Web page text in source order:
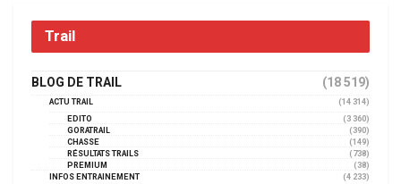
Trail
BLOG DE TRAIL (18 519)
ACTU TRAIL
(14 314)
EDITO
(3 360)
GORATRAIL
(390)
CHASSE
(149)
RÉSULTATS TRAILS
(738)
PREMIUM
(38)
INFOS ENTRAINEMENT
(4 233)